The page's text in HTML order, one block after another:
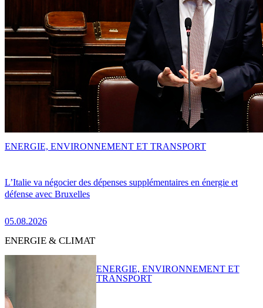
L’Italie va négocier des dépenses supplémentaires en énergie et
défense avec Bruxelles
05.08.2026
ENERGIE, ENVIRONNEMENT ET TRANSPORT
ENERGIE & CLIMAT
ENERGIE, ENVIRONNEMENT ET
TRANSPORT